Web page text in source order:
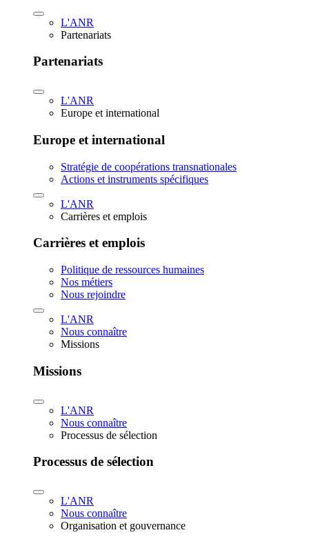
L'ANR
Partenariats
Partenariats
L'ANR
Europe et international
Europe et international
Stratégie de coopérations transnationales
Actions et instruments spécifiques
L'ANR
Carrières et emplois
Carrières et emplois
Politique de ressources humaines
Nos métiers
Nous rejoindre
L'ANR
Nous connaître
Missions
Missions
L'ANR
Nous connaître
Processus de sélection
Processus de sélection
L'ANR
Nous connaître
Organisation et gouvernance